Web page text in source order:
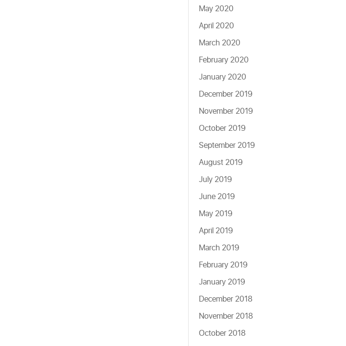
May 2020
April 2020
March 2020
February 2020
January 2020
December 2019
November 2019
October 2019
September 2019
August 2019
July 2019
June 2019
May 2019
April 2019
March 2019
February 2019
January 2019
December 2018
November 2018
October 2018